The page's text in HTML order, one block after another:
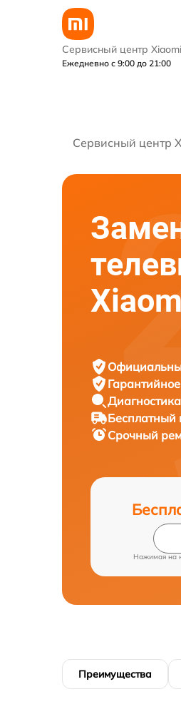
Сервисный центр Xiaomi
Ежедневно с 9:00 до 21:00
Сервисный центр
Бесплатный
Срочный
Нажимая на
Преимущества